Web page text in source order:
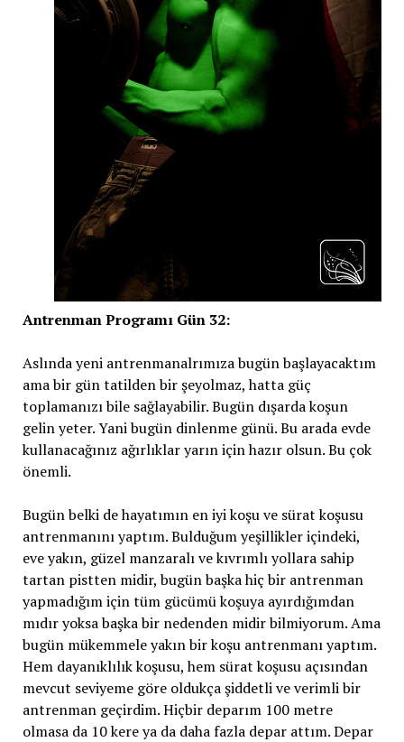
Antrenman Programı Gün 32:
Aslında yeni antrenmanalrımıza bugün başlayacaktım
ama bir gün tatilden bir şeyolmaz, hatta güç
toplamanızı bile sağlayabilir. Bugün dışarda koşun
gelin yeter. Yani bugün dinlenme günü. Bu arada evde
kullanacağınız ağırlıklar yarın için hazır olsun. Bu çok
önemli.
Bugün belki de hayatımın en iyi koşu ve sürat koşusu
antrenmanını yaptım. Bulduğum yeşillikler içindeki,
eve yakın, güzel manzaralı ve kıvrımlı yollara sahip
tartan pistten midir, bugün başka hiç bir antrenman
yapmadığım için tüm gücümü koşuya ayırdığımdan
mıdır yoksa başka bir nedenden midir bilmiyorum. Ama
bugün mükemmele yakın bir koşu antrenmanı yaptım.
Hem dayanıklılık koşusu, hem sürat koşusu açısından
mevcut seviyeme göre oldukça şiddetli ve verimli bir
antrenman geçirdim. Hiçbir deparım 100 metre
olmasa da 10 kere ya da daha fazla depar attım. Depar